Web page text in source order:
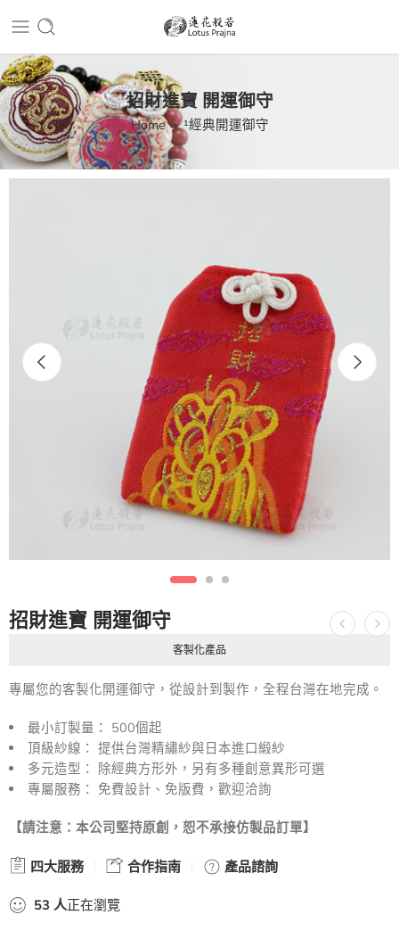
招財進寶 開運御守
Home ¹經典開運御守
招財進寶 開運御守
客製化產品
專屬您的客製化開運御守，從設計到製作，全程台灣在地完成。
最小訂製量： 500個起
頂級紗線： 提供台灣精繡紗與日本進口緞紗
多元造型： 除經典方形外，另有多種創意異形可選
專屬服務： 免費設計、免版費，歡迎洽詢
【請注意：本公司堅持原創，恕不承接仿製品訂單】
四大服務 合作指南 產品諮詢
53 人正在瀏覽